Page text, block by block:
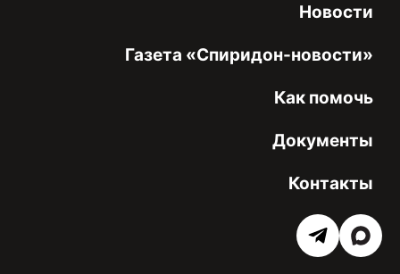
Новости
Газета «Спиридон-новости»
Как помочь
Документы
Контакты